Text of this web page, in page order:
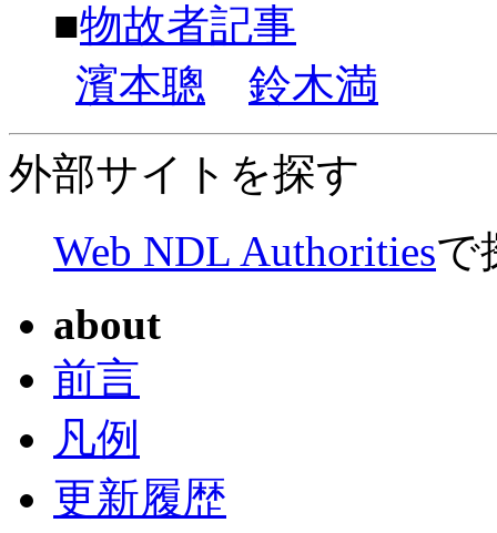
■物故者記事
濱本聰
鈴木満
外部サイトを探す
Web NDL Authoritiesで
about
前言
凡例
更新履歴